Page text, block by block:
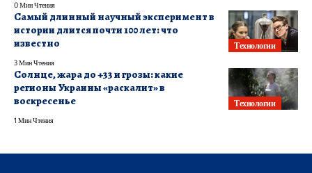
0 Мин Чтения
Технологии
Самый длинный научный эксперимент в
истории длится почти 100 лет: что
известно
3 Мин Чтения
Технологии
Солнце, жара до +33 и грозы: какие
регионы Украины «раскалит» в
воскресенье
1 Мин Чтения